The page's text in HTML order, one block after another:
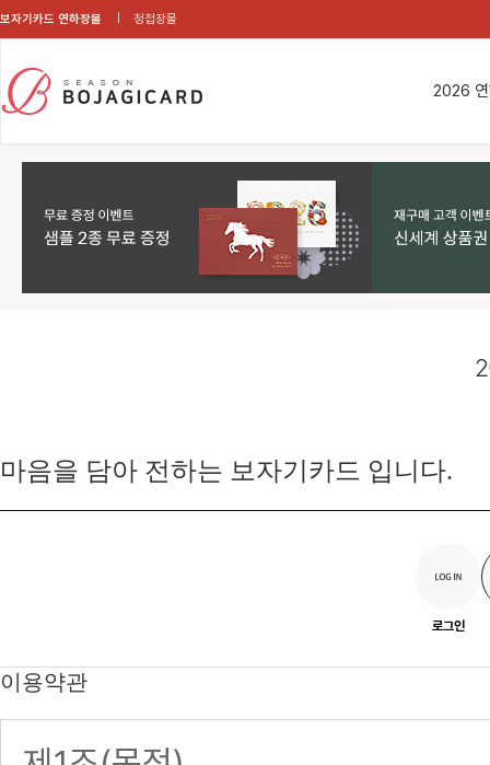
보자기카드 연하장몰 청첩장몰
2026
마음을 담아 전하는 보자기카드 입니다.
로그인
이용약관